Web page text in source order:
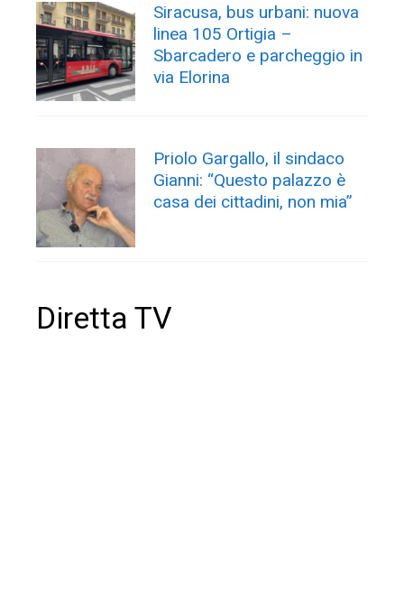
Siracusa, bus urbani: nuova
linea 105 Ortigia –
Sbarcadero e parcheggio in
via Elorina
Priolo Gargallo, il sindaco
Gianni: “Questo palazzo è
casa dei cittadini, non mia”
Diretta TV